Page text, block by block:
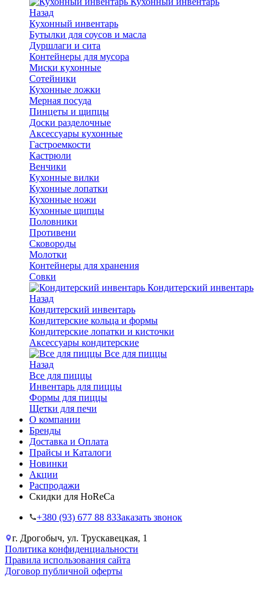
Назад
Кухонный инвентарь
Бутылки для соусов и масла
Дуршлаги и сита
Контейнеры для мусора
Миски кухонные
Сотейники
Кухонные ложки
Мерная посуда
Пинцеты и щипцы
Доски разделочные
Аксессуары кухонные
Гастроемкости
Кастрюли
Венчики
Кухонные вилки
Кухонные лопатки
Кухонные ножи
Кухонные щипцы
Половники
Противени
Сковороды
Молотки
Контейнеры для хранения
Совки
Кондитерский инвентарь
Назад
Кондитерский инвентарь
Кондитерские кольца и формы
Кондитерские лопатки и кисточки
Аксессуары кондитерские
Все для пиццы
Назад
Все для пиццы
Инвентарь для пиццы
Формы для пиццы
Щетки для печи
О компании
Бренды
Доставка и Оплата
Прайсы и Каталоги
Новинки
Акции
Распродажи
Скидки для HoReCa
+38‎0 (93) 677 88 83Заказать звонок
г. Дрогобыч, ул. Трускавецкая, 1
Политика конфиденциальности
Правила использования сайта
Договор публичной оферты